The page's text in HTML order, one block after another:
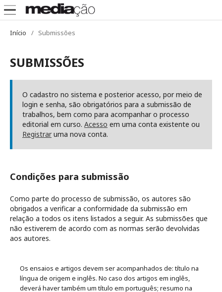
Início / Submissões
SUBMISSÕES
O cadastro no sistema e posterior acesso, por meio de
login e senha, são obrigatórios para a submissão de
trabalhos, bem como para acompanhar o processo
editorial em curso. Acesso em uma conta existente ou
Registrar uma nova conta.
Condições para submissão
Como parte do processo de submissão, os autores são
obrigados a verificar a conformidade da submissão em
relação a todos os itens listados a seguir. As submissões que
não estiverem de acordo com as normas serão devolvidas
aos autores.
Os ensaios e artigos devem ser acompanhados de: título na
língua de origem e inglês. No caso dos artigos em inglês,
deverá haver também um título em português; resumo na